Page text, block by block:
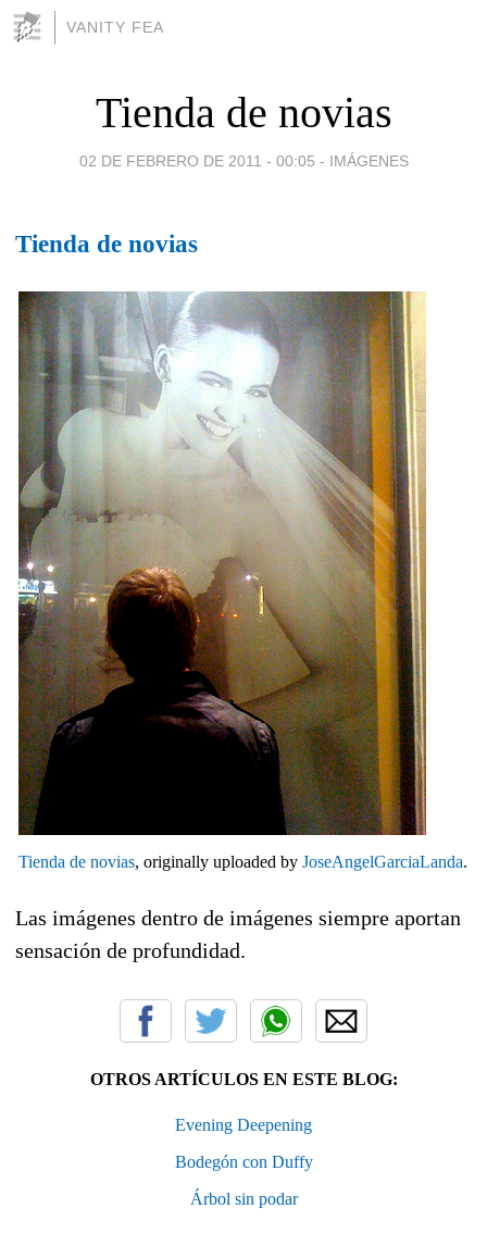
VANITY FEA
Tienda de novias
02 DE FEBRERO DE 2011 - 00:05 - IMÁGENES
Tienda de novias
Tienda de novias, originally uploaded by JoseAngelGarciaLanda.
Las imágenes dentro de imágenes siempre aportan
sensación de profundidad.
OTROS ARTÍCULOS EN ESTE BLOG:
Evening Deepening
Bodegón con Duffy
Árbol sin podar